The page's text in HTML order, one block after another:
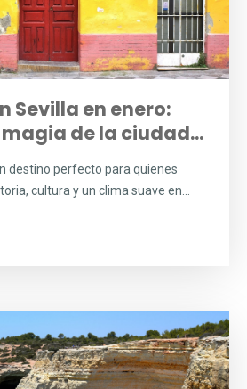
Sevilla en enero:
de la ciudad...
destino perfecto para quienes
cultura y un clima suave en...